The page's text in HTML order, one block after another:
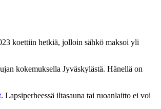
koettiin hetkiä, jolloin sähkö maksoi yli
kokemuksella Jyväskylästä. Hänellä on
. Lapsiperheessä iltasauna tai ruoanlaitto ei voi